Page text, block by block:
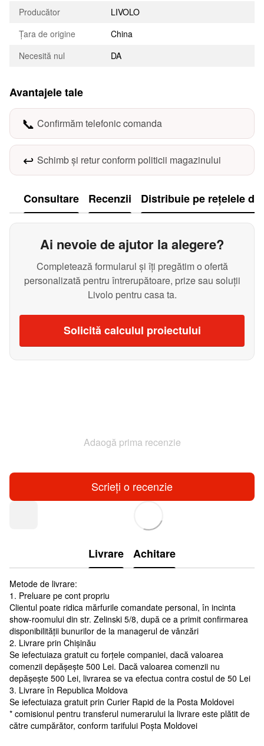
Producător
LIVOLO
Țara de origine
China
Necesită nul
DA
Avantajele tale
📞 Confirmăm telefonic comanda
↩️ Schimb și retur conform politicii magazinului
Consultare Recenzii Distribuie pe rețelele
Ai nevoie de ajutor la alegere?
Completează formularul și îți pregătim o ofertă
personalizată pentru întrerupătoare, prize sau soluții
Livolo pentru casa ta.
Solicită calculul proiectului
Adaogă prima recenzie
Scrieți o recenzie
Livrare Achitare
Metode de livrare:
1. Preluare pe cont propriu
Clientul poate ridica mărfurile comandate personal, în incinta
show-roomului din str. Zelinski 5/8, după ce a primit confirmarea
disponibilității bunurilor de la managerul de vânzări
2. Livrare prin Chișinău
Se iefectuiaza gratuit cu forțele companiei, dacă valoarea
comenzii depășește 500 Lei. Dacă valoarea comenzii nu
depășește 500 Lei, livrarea se va efectua contra costul de 50 Lei
3. Livrare în Republica Moldova
Se iefectuiaza gratuit prin Curier Rapid de la Posta Moldovei
* comisionul pentru transferul numerarului la livrare este plătit de
către cumpărător, conform tarifului Poșta Moldovei